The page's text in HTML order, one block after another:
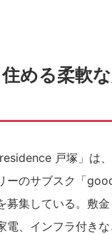
める柔軟
戸塚」は
ーのサブスク「
募集している。敷
電、インフラ付き